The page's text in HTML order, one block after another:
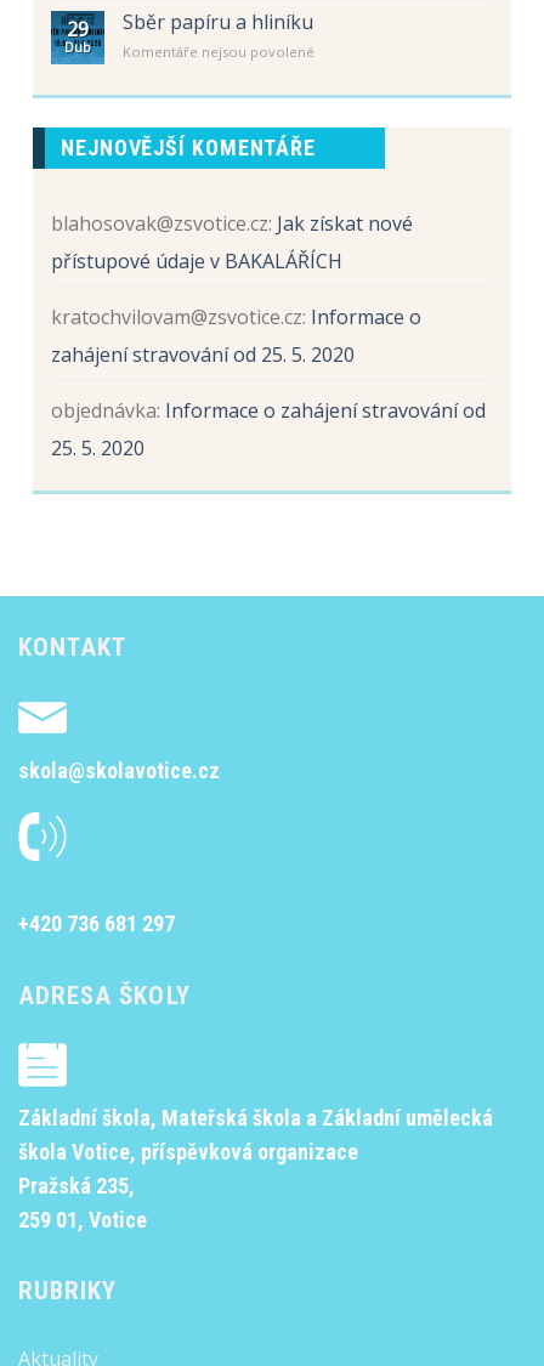
žáků
prvních
tříd
29
Dub
Sběr papíru a hliníku
Komentáře nejsou povolené
s
Sběr
papíru
a
NEJNOVĚJŠÍ KOMENTÁŘE
blahosovak@zsvotice.cz: Jak získat nové
přístupové údaje v BAKALÁŘÍCH
kratochvilovam@zsvotice.cz: Informace o
zahájení stravování od 25. 5. 2020
objednávka: Informace o zahájení stravování od
25. 5. 2020
KONTAKT
skola@skolavotice.cz
+420 736 681 297
ADRESA ŠKOLY
Základní škola, Mateřská škola a Základní umělecká
škola Votice, příspěvková organizace
Pražská 235,
259 01, Votice
RUBRIKY
Aktuality